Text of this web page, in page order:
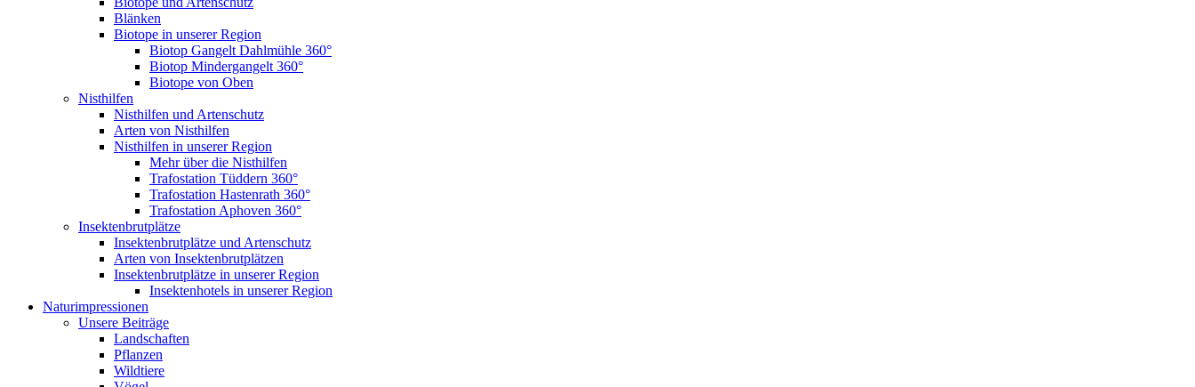
Blänken
Biotope in unserer Region
Biotop Gangelt Dahlmühle 360°
Biotop Mindergangelt 360°
Biotope von Oben
Nisthilfen
Nisthilfen und Artenschutz
Arten von Nisthilfen
Nisthilfen in unserer Region
Mehr über die Nisthilfen
Trafostation Tüddern 360°
Trafostation Hastenrath 360°
Trafostation Aphoven 360°
Insektenbrutplätze
Insektenbrutplätze und Artenschutz
Arten von Insektenbrutplätzen
Insektenbrutplätze in unserer Region
Insektenhotels in unserer Region
Naturimpressionen
Unsere Beiträge
Landschaften
Pflanzen
Wildtiere